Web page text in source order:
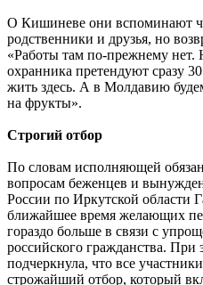
О Кишиневе они вспоминают
родственники и друзья, но
«Работы там по-прежнему нет.
охранника претендуют сразу
жить здесь. А в Молдавию
на фрукты».
Строгий отбор
По словам исполняющей
вопросам беженцев и
России по Иркутской области
ближайшее время желающих
гораздо больше в связи с
российского гражданства.
подчеркнула, что все
строжайший отбор, который